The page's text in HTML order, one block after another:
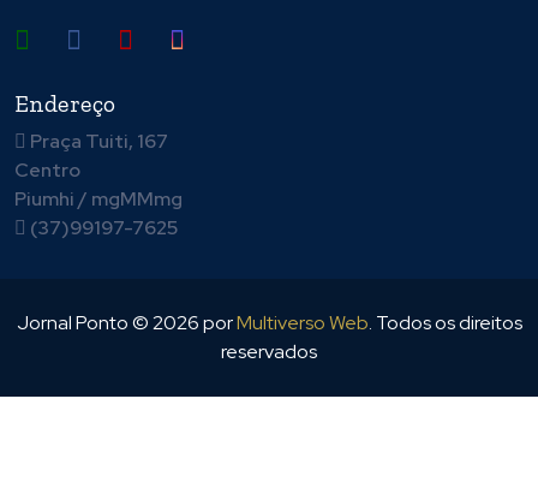
Endereço
Praça Tuiti, 167
Centro
Piumhi / mgMMmg
(37)99197-7625
Jornal Ponto ©2026porMultiverso Web. Todos os direitos
reservados